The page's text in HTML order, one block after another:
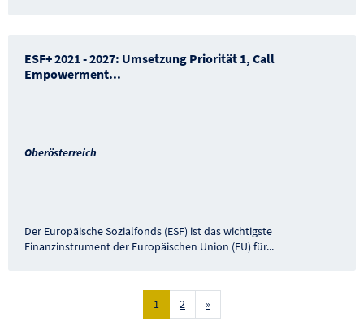
ESF+ 2021 - 2027: Umsetzung Priorität 1, Call
Empowerment...
Oberösterreich
Der Europäische Sozialfonds (ESF) ist das wichtigste
Finanzinstrument der Europäischen Union (EU) für...
1 2 »Nächste Seite